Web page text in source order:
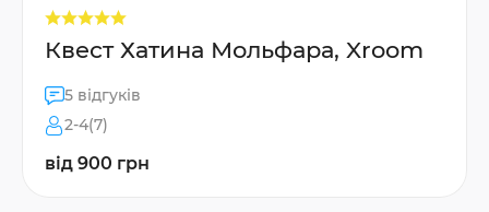
Квест Хатина Мольфара, Xroom
5 відгуків
2-4(7)
від 900 грн